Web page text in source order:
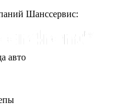
Шанссервис:
авто